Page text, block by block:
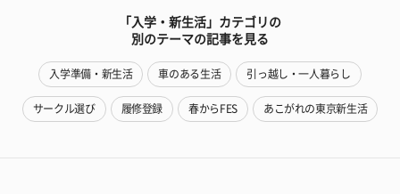
「入学・新生活」カテゴリの
別のテーマの記事を見る
入学準備・新生活 車のある生活 引っ越し・一人暮らし
サークル選び 履修登録 春からFES あこがれの東京新生活